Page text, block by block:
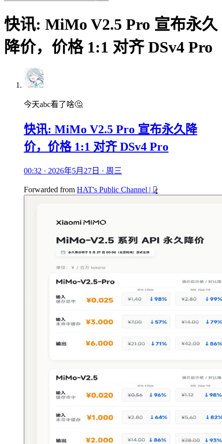
快讯: MiMo V2.5 Pro 宣布永久
降价，价格 1:1 对齐 DSv4 Pro
今天abc看了啥🤔
快讯: MiMo V2.5 Pro 宣布永久降
价，价格 1:1 对齐 DSv4 Pro
00:32 · 2026年5月27日 · 周三
Forwarded from HAT's Public Channel | 🫪